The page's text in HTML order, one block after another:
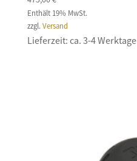
Enthält 19% MwSt.
zzgl. Versand
Lieferzeit: ca. 3-4 Werktage